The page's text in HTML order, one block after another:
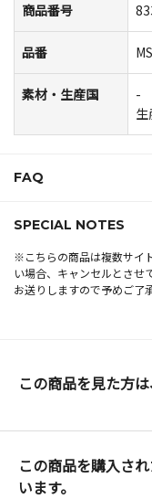
商品番号
品番
素材・生産国
-
FAQ
SPECIAL NOTES
※こちらの商品は複数サイ
い場合、キャンセルとさせ
お送りしますので予めご了
この商品を見た方
この商品を購入さ
います。